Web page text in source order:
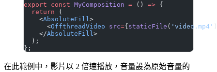
export const MyComposition = () => {
  return
(
    <
AbsoluteFill >
      <
OffthreadVideo src={staticFile ( 'video.mp4'
    </
AbsoluteFill >
  );
};
在此範例中，影片以 2 倍速播放，音量設為原始音量的